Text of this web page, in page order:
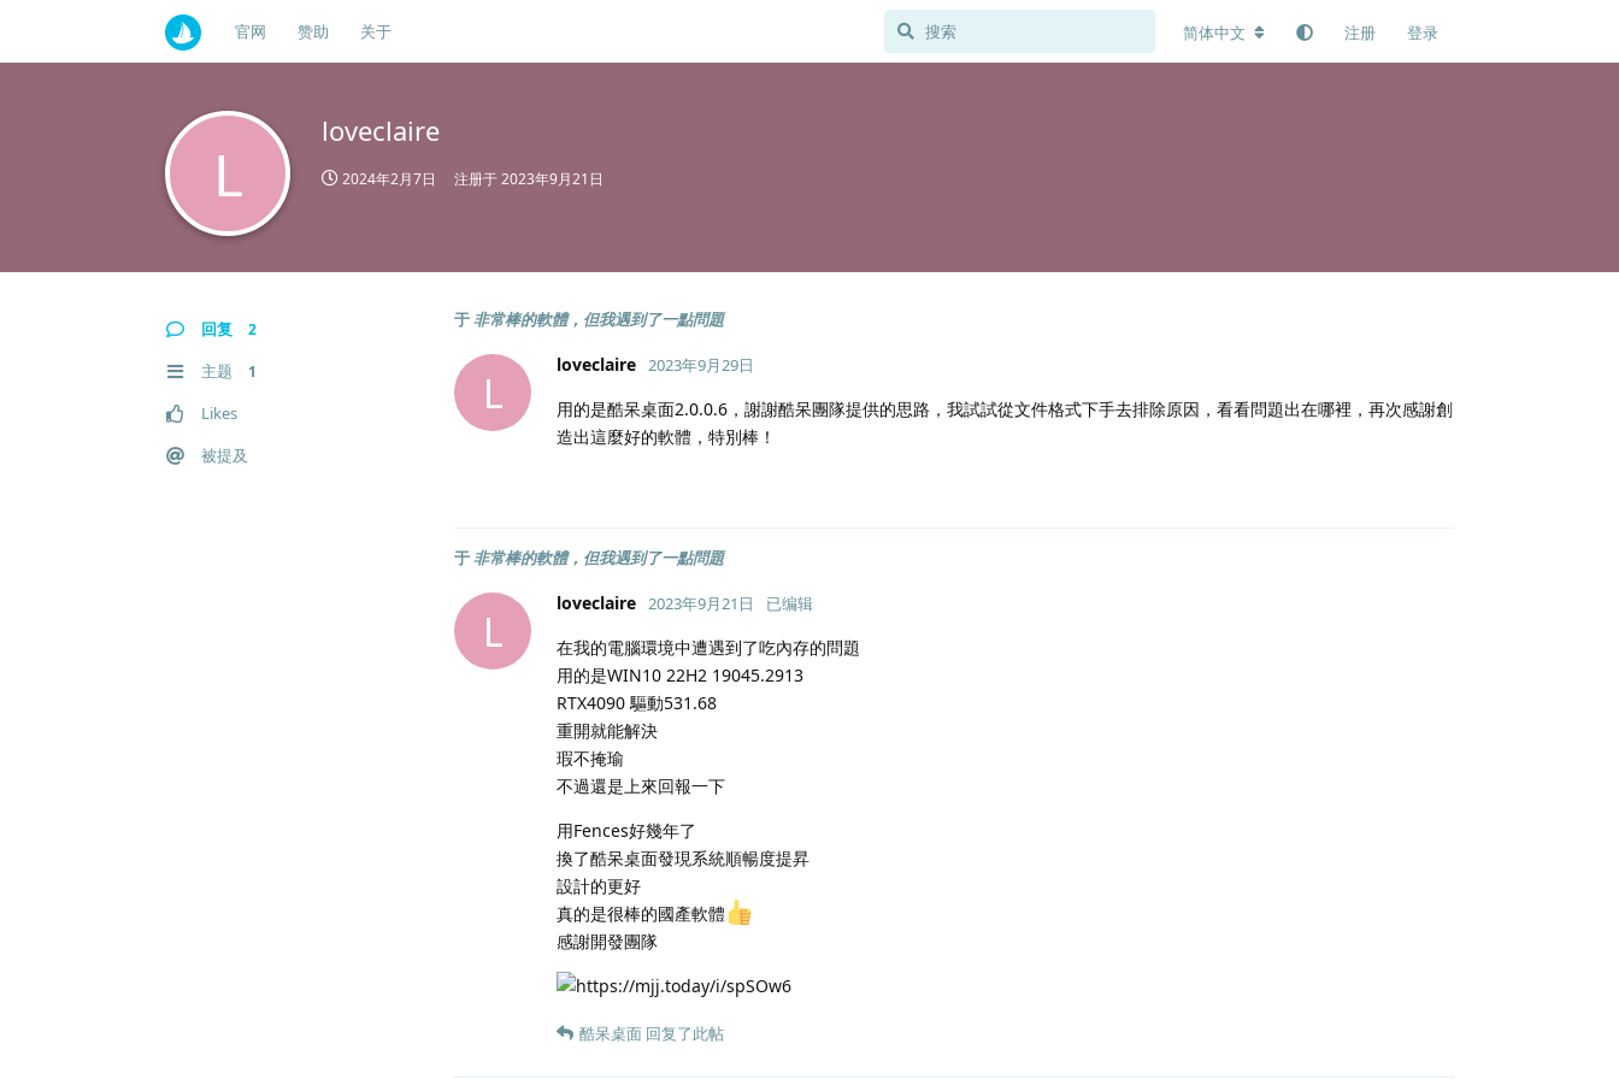
官网 赞助 关于 简体中文 注册 登录
L
loveclaire
2024年2月7日 注册于2023年9月21日
回复 2
主题 1
Likes
被提及
于非常棒的軟體，但我遇到了一點問題
L
loveclaire 2023年9月29日
用的是酷呆桌面2.0.0.6，謝謝酷呆團隊提供的思路，我試試從文件格式下手去排除原因，看看問題出在哪裡，再次感謝創
造出這麼好的軟體，特別棒！
于非常棒的軟體，但我遇到了一點問題
L
loveclaire 2023年9月21日 已编辑
在我的電腦環境中遭遇到了吃內存的問題
用的是WIN10 22H2 19045.2913
RTX4090 驅動531.68
重開就能解決
瑕不掩瑜
不過還是上來回報一下
用Fences好幾年了
換了酷呆桌面發現系統順暢度提昇
設計的更好
真的是很棒的國產軟體
感謝開發團隊
酷呆桌面 回复了此帖